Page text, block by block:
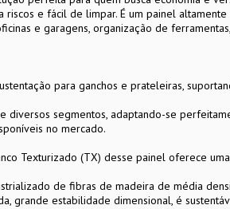
e fácil de limpar. É um painel
e garagens, organização de
para ganchos e prateleiras,
diversos segmentos, adaptando-se
no mercado.
Texturizado (TX) desse painel oferece
de fibras de madeira de média
grande estabilidade dimensional, é